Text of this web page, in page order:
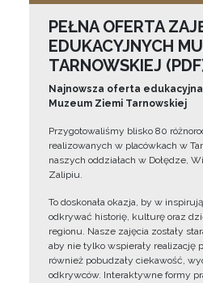
PEŁNA OFERTA
EDUKACYJNYCH
TARNOWSKIEJ
Najnowsza oferta
Muzeum Ziemi Tarnowskiej
Przygotowaliśmy blisko 80
realizowanych w placówkach w
naszych oddziałach w Dołędze,
Zalipiu.
To doskonała okazja, by w
odkrywać historię, kulturę oraz
regionu. Nasze zajęcia zostały
aby nie tylko wspierały realizację
również pobudzały ciekawość,
odkrywców. Interaktywne formy